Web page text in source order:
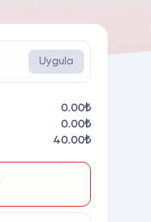
Uygula
0.00₺
0.00₺
40.00₺